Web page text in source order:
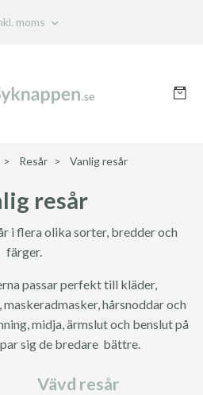
moms
Resår Vanlig resår
resår
i flera olika sorter, bredder och
färger.
passar perfekt till kläder,
hårsnoddar och
midja, ärmslut och benslut på
sig de bredare bättre.
Vävd resår